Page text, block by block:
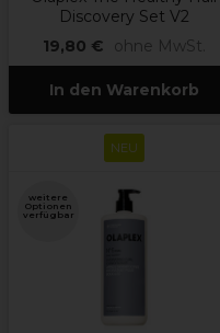
Discovery Set V2
19,80 €
ohne MwSt.
In den Warenkorb
NEU
weitere
Optionen
verfügbar